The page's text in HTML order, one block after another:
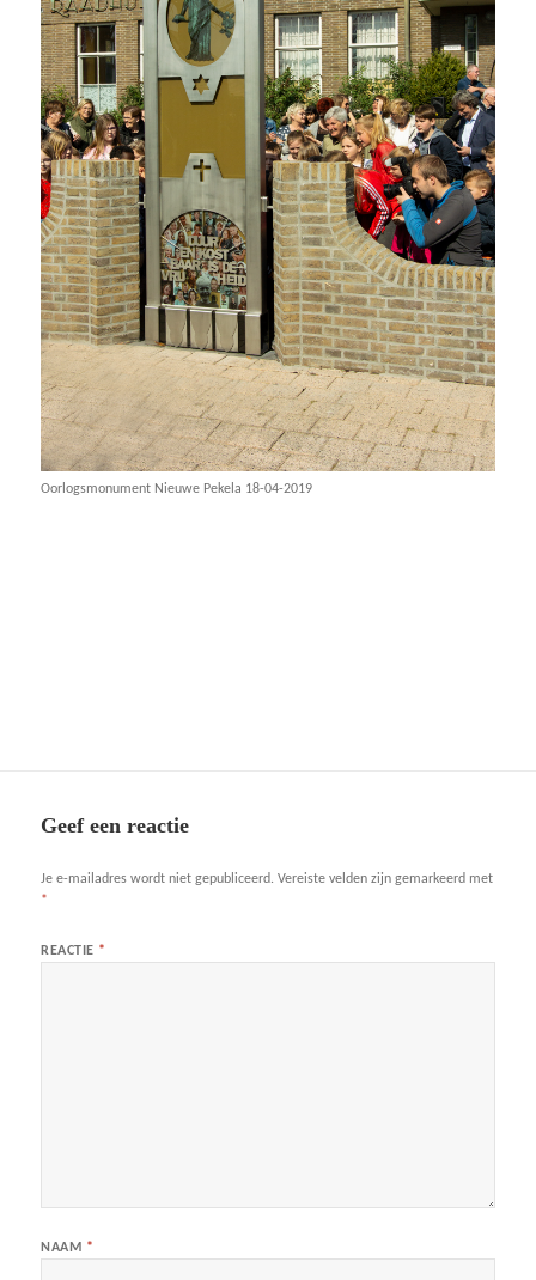
Oorlogsmonument Nieuwe Pekela 18-04-2019
Geef een reactie
Je e-mailadres wordt niet gepubliceerd. Vereiste velden zijn gemarkeerd met
*
REACTIE *
NAAM *